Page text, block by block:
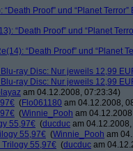
“Death Proof” und “Planet
“Death Proof” und “Planet
“Death Proof” und “Planet
Blu-ray Disc: Nur jeweils 12,99
Blu-ray Disc: Nur jeweils 12,99
am 04.12.2008, 07:23:34)
(Flo061180 am 04.12.2008,
(Winnie_Pooh am
55,97€ (ducduc am
55,97€ (Winnie_Pooh am
Trilogy 55,97€ (ducduc am